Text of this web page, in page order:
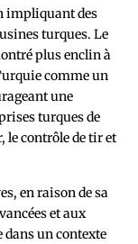
impliquant des
turques. Le
plus enclin à
comme un
une
turques de
le contrôle de tir et
en raison de sa
et aux
un contexte